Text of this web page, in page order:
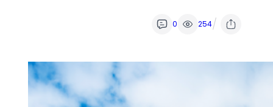
0 254/